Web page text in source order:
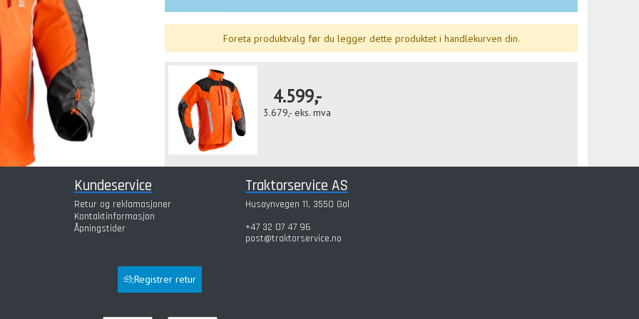
Foreta produktvalg før du legger dette produktet i handlekurven din.
4.599,-
3.679,- eks. mva
Jakkestørrelse
Kundeservice
Retur og reklamasjoner
Kontaktinformasjon
Åpningstider
Traktorservice AS
Husøynvegen 11, 3550 Gol
+47 32 07 47 96
post@traktorservice.no
Registrer retur